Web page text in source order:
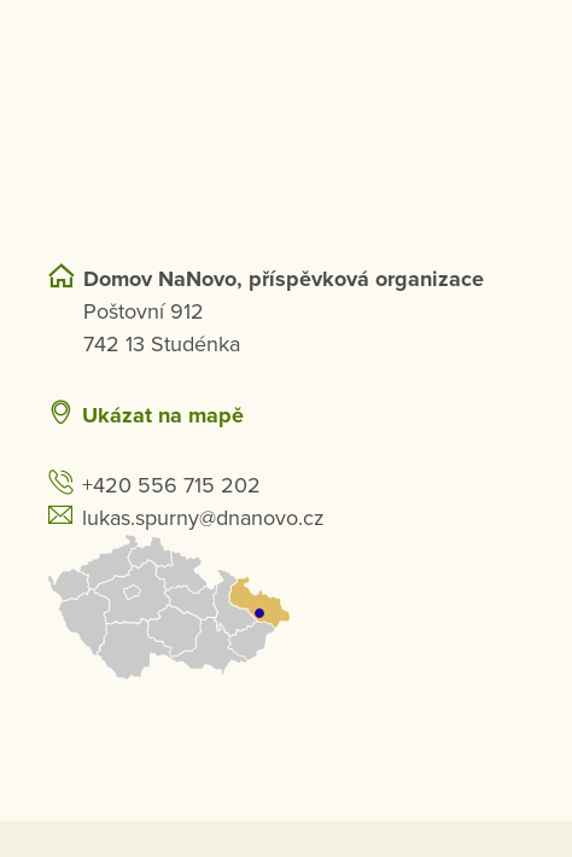
Domov NaNovo, příspěvková organizace
Poštovní 912
742 13 Studénka
Ukázat na mapě
+420 556 715 202
lukas.spurny@dnanovo.cz